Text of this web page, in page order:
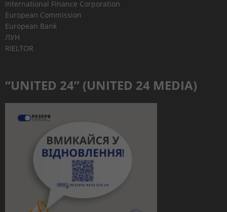
International Finance Corporation
European Commission
European Bank
ЛУН
RIELTOR
“UNITED 24” (UNITED 24 MEDIA)